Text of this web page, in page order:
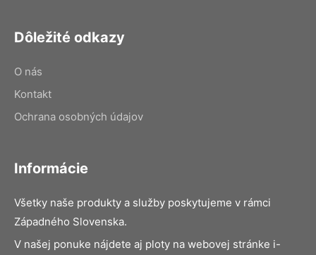
Dôležité odkazy
O nás
Kontakt
Ochrana osobných údajov
Informácie
Všetky naše produkty a služby poskytujeme v rámci
Západného Slovenska.
V našej ponuke nájdete aj ploty na webovej stránke i-